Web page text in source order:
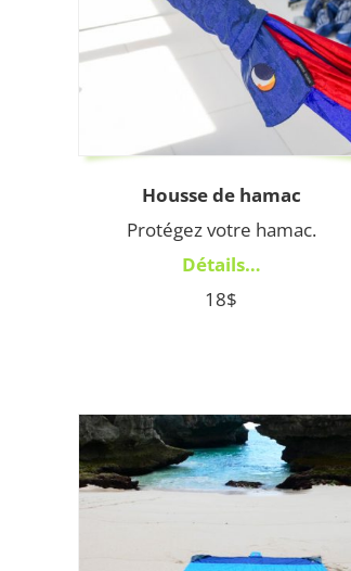
Housse de hamac
Protégez votre hamac.
Détails…
18$